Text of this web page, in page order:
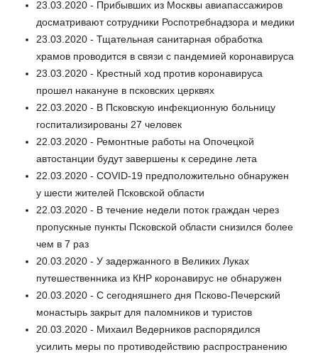
23.03.2020 - Прибывших из Москвы авиапассажиров
досматривают сотрудники Роспотребнадзора и медики
23.03.2020 - Тщательная санитарная обработка
храмов проводится в связи с пандемией коронавируса
23.03.2020 - Крестный ход против коронавируса
прошел накануне в псковских церквях
22.03.2020 - В Псковскую инфекционную больницу
госпитализированы 27 человек
22.03.2020 - Ремонтные работы на Опочецкой
автостанции будут завершены к середине лета
22.03.2020 - COVID-19 предположительно обнаружен
у шести жителей Псковской области
22.03.2020 - В течение недели поток граждан через
пропускные пункты Псковской области снизился более
чем в 7 раз
20.03.2020 - У задержанного в Великих Луках
путешественника из КНР коронавирус не обнаружен
20.03.2020 - С сегодняшнего дня Псково-Печерский
монастырь закрыт для паломников и туристов
20.03.2020 - Михаил Ведерников распорядился
усилить меры по противодействию распространению